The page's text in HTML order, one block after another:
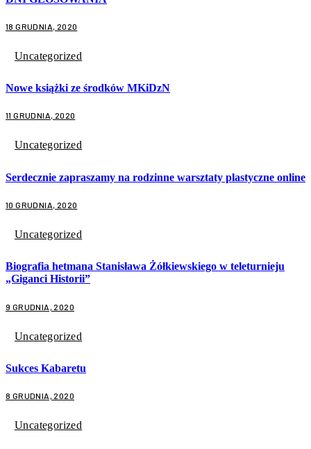
18 GRUDNIA, 2020
Uncategorized
Nowe książki ze środków MKiDzN
11 GRUDNIA, 2020
Uncategorized
Serdecznie zapraszamy na rodzinne warsztaty plastyczne online
10 GRUDNIA, 2020
Uncategorized
Biografia hetmana Stanisława Żółkiewskiego w teleturnieju
„Giganci Historii”
9 GRUDNIA, 2020
Uncategorized
Sukces Kabaretu
8 GRUDNIA, 2020
Uncategorized